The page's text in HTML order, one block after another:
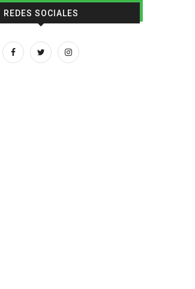
REDES SOCIALES